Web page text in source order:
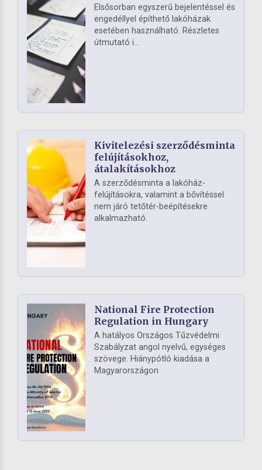
Elsősorban egyszerű bejelentéssel és
engedéllyel építhető lakóházak
esetében használható. Részletes
útmutató i...
Kivitelezési szerződésminta
felújításokhoz,
átalakításokhoz
A szerződésminta a lakóház-
felújításokra, valamint a bővítéssel
nem járó tetőtér-beépítésekre
alkalmazható.
National Fire Protection
Regulation in Hungary
A hatályos Országos Tűzvédelmi
Szabályzat angol nyelvű, egységes
szövege. Hiánypótló kiadása a
Magyarországon